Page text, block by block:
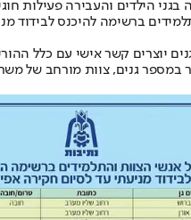
הילדים והעבירה פעילות
ברשימה להיכנס לבידוד
יוצרים קשר אישי עם כלל
במספר גנים, צוות מורחב של